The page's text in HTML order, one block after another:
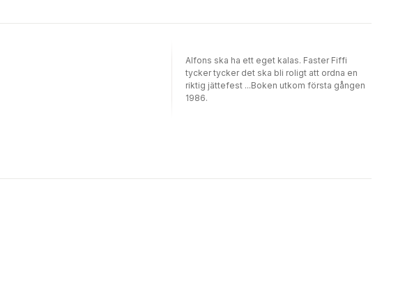
Alfons ska ha ett eget kalas. Faster Fiffi
tycker tycker det ska bli roligt att ordna en
riktig jättefest ...Boken utkom första gången
1986.